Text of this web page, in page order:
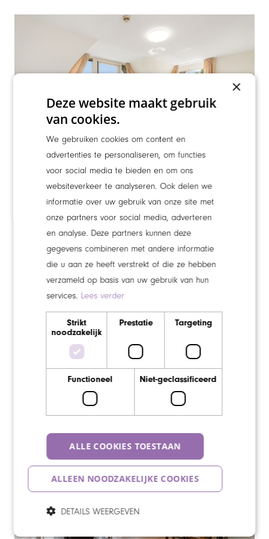
Appartement
×
Deze website maakt gebruik
van cookies.
We gebruiken cookies om content en
advertenties te personaliseren, om functies
voor social media te bieden en om ons
websiteverkeer te analyseren. Ook delen we
informatie over uw gebruik van onze site met
onze partners voor social media, adverteren
en analyse. Deze partners kunnen deze
gegevens combineren met andere informatie
die u aan ze heeft verstrekt of die ze hebben
verzameld op basis van uw gebruik van hun
services. Lees verder
Strikt
noodzakelijk
Prestatie Targeting
Functioneel Niet-geclassificeerd
ALLE COOKIES TOESTAAN
ALLEEN NOODZAKELIJKE COOKIES
DETAILS WEERGEVEN